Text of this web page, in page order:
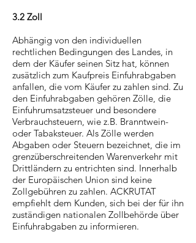
3.2 Zoll
Abhängig von den individuellen
rechtlichen Bedingungen des Landes, in
dem der Käufer seinen Sitz hat, können
zusätzlich zum Kaufpreis Einfuhrabgaben
anfallen, die vom Käufer zu zahlen sind. Zu
den Einfuhrabgaben gehören Zölle, die
Einfuhrumsatzsteuer und besondere
Verbrauchsteuern, wie z.B. Branntwein-
oder Tabaksteuer. Als Zölle werden
Abgaben oder Steuern bezeichnet, die im
grenzüberschreitenden Warenverkehr mit
Drittländern zu entrichten sind. Innerhalb
der Europäischen Union sind keine
Zollgebühren zu zahlen. ACKRUTAT
empfiehlt dem Kunden, sich bei der für ihn
zuständigen nationalen Zollbehörde über
Einfuhrabgaben zu informieren.